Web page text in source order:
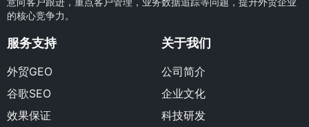
的核心竞争力。
服务支持
外贸GEO
谷歌SEO
效果保证
关于我们
公司简介
企业文化
科技研发